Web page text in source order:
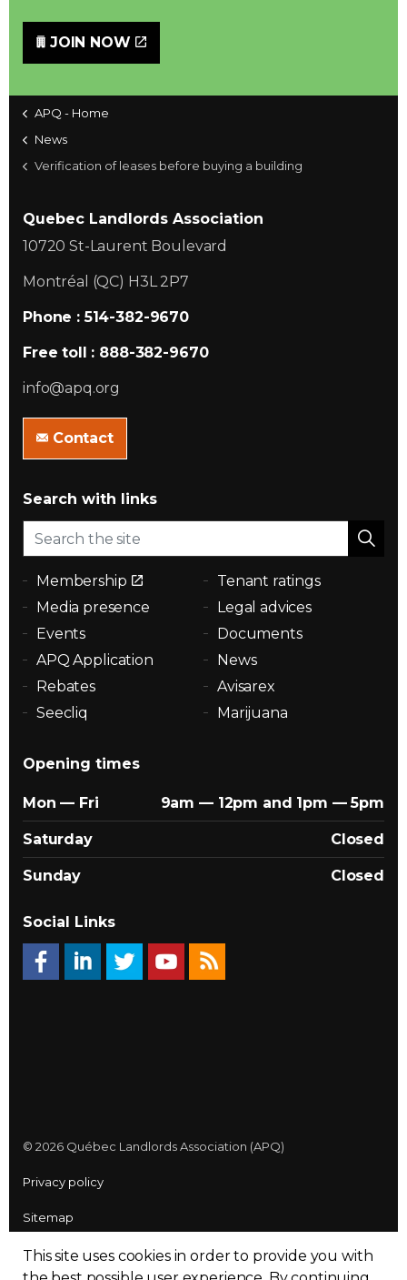
JOIN NOW
APQ - Home
News
Verification of leases before buying a building
Quebec Landlords Association
10720 St-Laurent Boulevard
Montréal (QC) H3L 2P7
Phone : 514-382-9670
Free toll : 888-382-9670
info@apq.org
Contact
Search with links
Membership
Tenant ratings
Media presence
Legal advices
Events
Documents
APQ Application
News
Rebates
Avisarex
Seecliq
Marijuana
Opening times
Mon — Fri 9am — 12pm and 1pm — 5pm
Saturday Closed
Sunday Closed
Social Links
© 2026 Québec Landlords Association (APQ)
Privacy policy
Sitemap
Made with uSkinned
This site uses cookies in order to provide you with